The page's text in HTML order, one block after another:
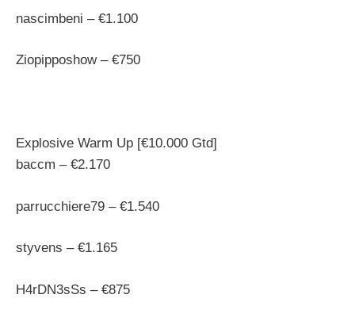
nascimbeni – €1.100
Ziopipposhow – €750
Explosive Warm Up [€10.000 Gtd]
baccm – €2.170
parrucchiere79 – €1.540
styvens – €1.165
H4rDN3sSs – €875